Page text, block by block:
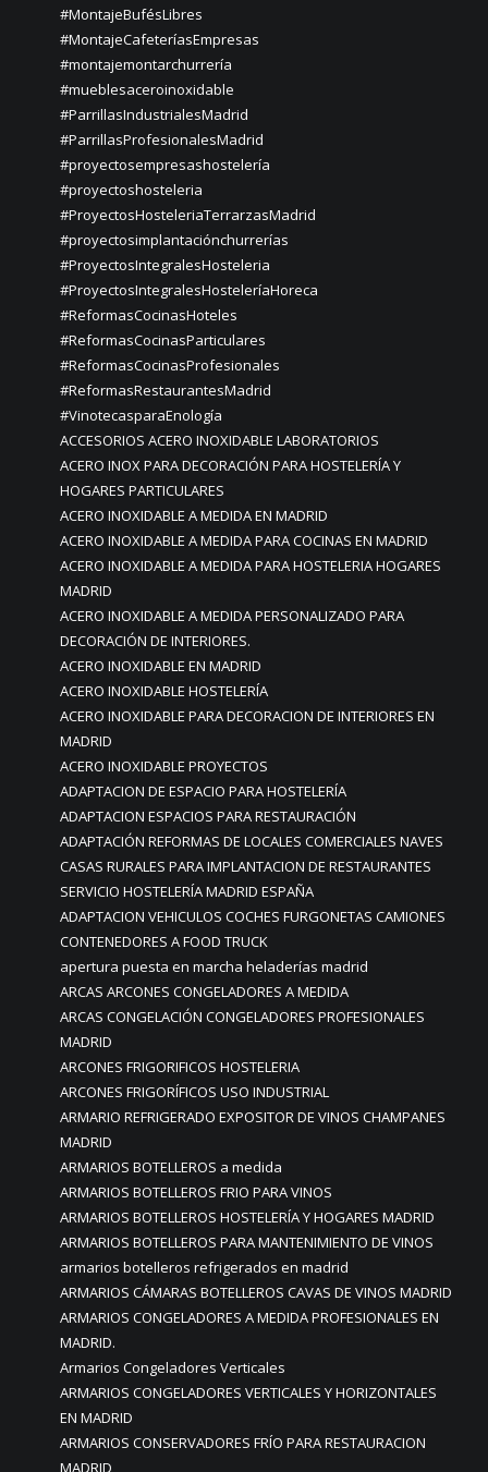
#MontajeBufésLibres
#MontajeCafeteríasEmpresas
#montajemontarchurrería
#mueblesaceroinoxidable
#ParrillasIndustrialesMadrid
#ParrillasProfesionalesMadrid
#proyectosempresashostelería
#proyectoshosteleria
#ProyectosHosteleriaTerrarzasMadrid
#proyectosimplantaciónchurrerías
#ProyectosIntegralesHosteleria
#ProyectosIntegralesHosteleríaHoreca
#ReformasCocinasHoteles
#ReformasCocinasParticulares
#ReformasCocinasProfesionales
#ReformasRestaurantesMadrid
#VinotecasparaEnología
ACCESORIOS ACERO INOXIDABLE LABORATORIOS
ACERO INOX PARA DECORACIÓN PARA HOSTELERÍA Y
HOGARES PARTICULARES
ACERO INOXIDABLE A MEDIDA EN MADRID
ACERO INOXIDABLE A MEDIDA PARA COCINAS EN MADRID
ACERO INOXIDABLE A MEDIDA PARA HOSTELERIA HOGARES
MADRID
ACERO INOXIDABLE A MEDIDA PERSONALIZADO PARA
DECORACIÓN DE INTERIORES.
ACERO INOXIDABLE EN MADRID
ACERO INOXIDABLE HOSTELERÍA
ACERO INOXIDABLE PARA DECORACION DE INTERIORES EN
MADRID
ACERO INOXIDABLE PROYECTOS
ADAPTACION DE ESPACIO PARA HOSTELERÍA
ADAPTACION ESPACIOS PARA RESTAURACIÓN
ADAPTACIÓN REFORMAS DE LOCALES COMERCIALES NAVES
CASAS RURALES PARA IMPLANTACION DE RESTAURANTES
SERVICIO HOSTELERÍA MADRID ESPAÑA
ADAPTACION VEHICULOS COCHES FURGONETAS CAMIONES
CONTENEDORES A FOOD TRUCK
apertura puesta en marcha heladerías madrid
ARCAS ARCONES CONGELADORES A MEDIDA
ARCAS CONGELACIÓN CONGELADORES PROFESIONALES
MADRID
ARCONES FRIGORIFICOS HOSTELERIA
ARCONES FRIGORÍFICOS USO INDUSTRIAL
ARMARIO REFRIGERADO EXPOSITOR DE VINOS CHAMPANES
MADRID
ARMARIOS BOTELLEROS a medida
ARMARIOS BOTELLEROS FRIO PARA VINOS
ARMARIOS BOTELLEROS HOSTELERÍA Y HOGARES MADRID
ARMARIOS BOTELLEROS PARA MANTENIMIENTO DE VINOS
armarios botelleros refrigerados en madrid
ARMARIOS CÁMARAS BOTELLEROS CAVAS DE VINOS MADRID
ARMARIOS CONGELADORES A MEDIDA PROFESIONALES EN
MADRID.
Armarios Congeladores Verticales
ARMARIOS CONGELADORES VERTICALES Y HORIZONTALES
EN MADRID
ARMARIOS CONSERVADORES FRÍO PARA RESTAURACION
MADRID